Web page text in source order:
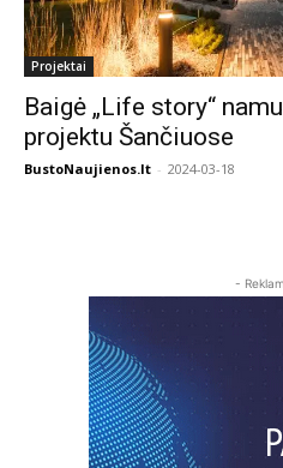
Projektai
Baigė „Life story“
projektu Šančiuose
BustoNaujienos.lt - 2024-03-18
-